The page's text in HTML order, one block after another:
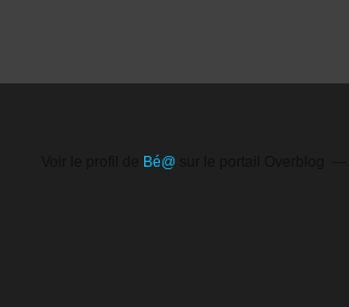
Bé@sur le portail Overblog